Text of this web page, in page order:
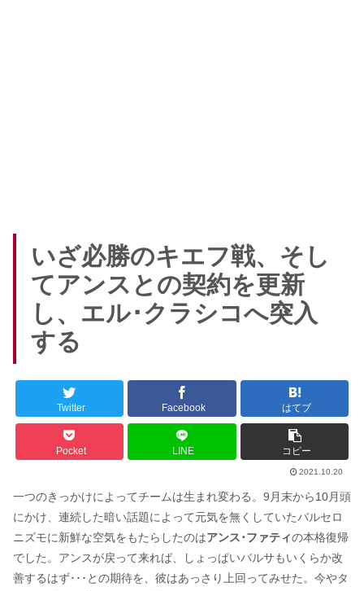
いざ必勝のキエフ戦、そし
てアンスとの契約を更新
し、エル･クラシコへ突入
する
Twitter Facebook はてブ
Pocket LINE コピー
2021.10.20
一つのきっかけによってチームは生まれ変わる。9月末から10月頭
にかけ、連続した暗い話題によって元気を無くしていたバルセロ
ニズモに新鮮な空気をもたらしたのはアンス･ファティの本格復帰
でした。アンスが戻って来れば、しょっぱいバルサもいくらか改
善するはず･･･との期待を、彼はあっさり上回ってみせた。今やタ